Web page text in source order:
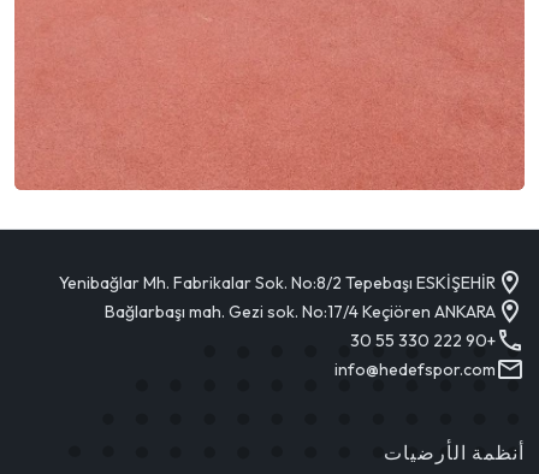
Yenibağlar Mh. Fabrikalar Sok. No:8/2 Tepebaşı ESKİŞEHİR
Bağlarbaşı mah. Gezi sok. No:17/4 Keçiören ANKARA
+90 222 330 55 30
info@hedefspor.com
أنظمة الأرضيات